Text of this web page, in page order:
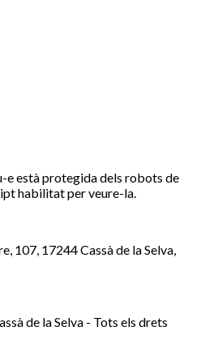
e està protegida dels robots de
habilitat per veure-la.
107, 17244 Cassà de la Selva,
de la Selva - Tots els drets